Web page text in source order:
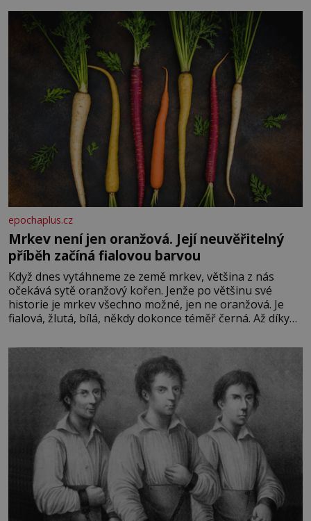
Je to opravdu tak, s věkem jako kdyby se paměť
rozhodla stávkovat. Cvičte
epochaplus.cz
Mrkev není jen oranžová. Její neuvěřitelný
příběh začíná fialovou barvou
Když dnes vytáhneme ze země mrkev, většina z nás
očekává sytě oranžový kořen. Jenže po většinu své
historie je mrkev všechno možné, jen ne oranžová. Je
fialová, žlutá, bílá, někdy dokonce téměř černá. Až díky
bez které si českou zahradu ani nedokážeme představit.